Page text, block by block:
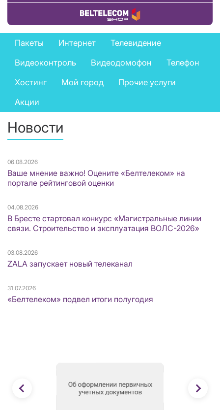
Купить товар
Private
services
menu
Пакеты Интернет
Телевидение
Видеоконтроль
Видеодомофон
Телефон
Хостинг
Мой город
Прочие услуги
Акции
Новости
06.08.2026
Ваше мнение важно! Оцените «Белтелеком» на
портале рейтинговой оценки
04.08.2026
В Бресте стартовал конкурс «Магистральные линии
связи. Строительство и эксплуатация ВОЛС-2026»
03.08.2026
ZALA запускает новый телеканал
31.07.2026
«Белтелеком» подвел итоги полугодия